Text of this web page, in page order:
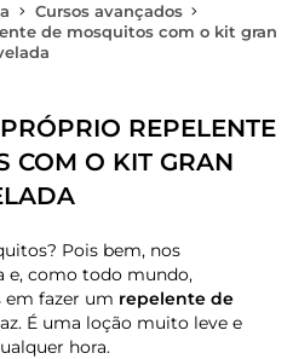
Cursos avançados
de mosquitos com o kit gran
REPELENTE
COM O KIT GRAN
Pois bem, nos
e, como todo mundo,
em fazer um repelente de
É uma loção muito leve e
hora.